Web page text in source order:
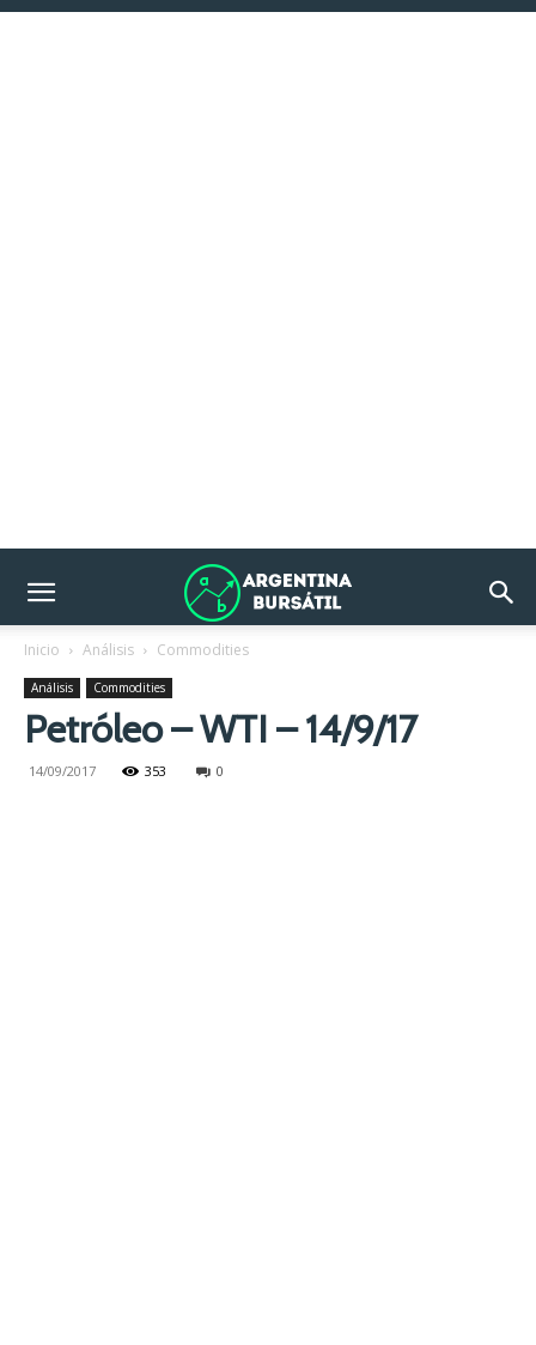
Inicio Análisis Commodities
Análisis Commodities
Petróleo – WTI – 14/9/17
14/09/2017 353 0